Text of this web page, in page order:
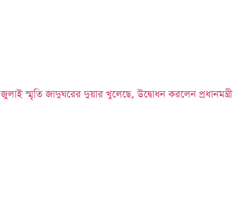
জুলাই স্মৃতি জাদুঘরের দুয়ার খুলেছে, উদ্বোধন করলেন প্রধানমন্ত্রী